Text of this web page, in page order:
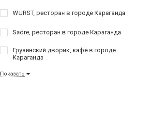
WURST, ресторан в городе Караганда
Sadre, ресторан в городе Караганда
Грузинский дворик, кафе в городе
Караганда
Показать